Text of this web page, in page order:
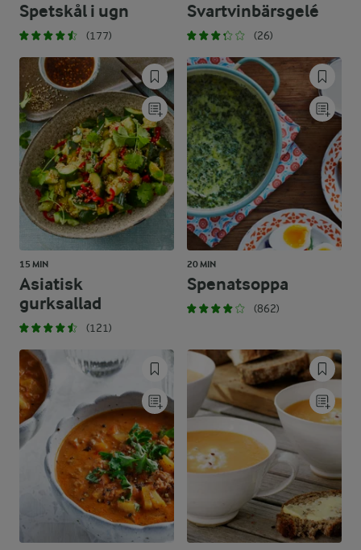
Spetskål i ugn
(177)
Svartvinbärsgelé
(26)
15 MIN
Asiatisk
gurksallad
(121)
20 MIN
Spenatsoppa
(862)